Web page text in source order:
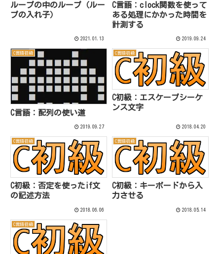
ループの中のループ（ルー
プの入れ子）
2021.01.13
C言語：clock関数を使って
ある処理にかかった時間を
計測する
2019.09.24
C言語初級
C言語：配列の使い道
2019.09.27
C言語初級
C初級：エスケープシーケ
ンス文字
2018.04.20
C言語初級
C初級：否定を使ったif文
の記述方法
2018.06.06
C言語初級
C初級：キーボードから入
力させる
2018.05.14
C言語初級